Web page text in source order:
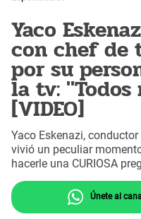
Yaco
con chef de
por su
la tv:
[VIDEO]
Yaco Eskenazi,
vivió un peculiar
hacerle una CURIOSA
Únete al